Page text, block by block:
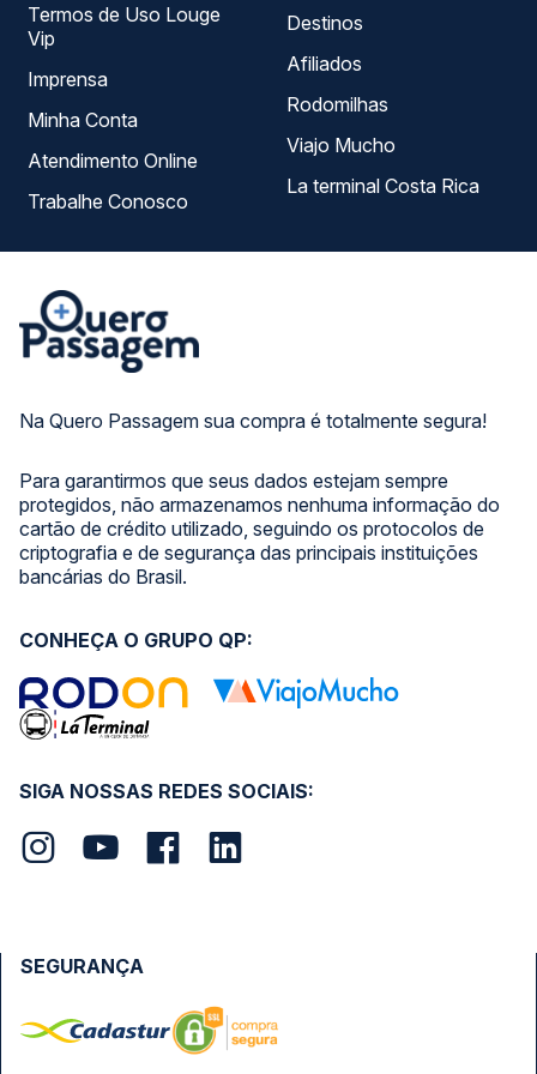
Na Quero Passagem sua compra é totalmente segura!
Para garantirmos que seus dados estejam sempre
protegidos, não armazenamos nenhuma informação do
cartão de crédito utilizado, seguindo os protocolos de
criptografia e de segurança das principais instituições
bancárias do Brasil.
Termos de Uso Louge
Vip
Imprensa
Minha Conta
Atendimento Online
Trabalhe Conosco
Destinos
Afiliados
Rodomilhas
Viajo Mucho
La terminal Costa Rica
SIGA NOSSAS REDES SOCIAIS:
CONHEÇA O GRUPO QP:
SEGURANÇA